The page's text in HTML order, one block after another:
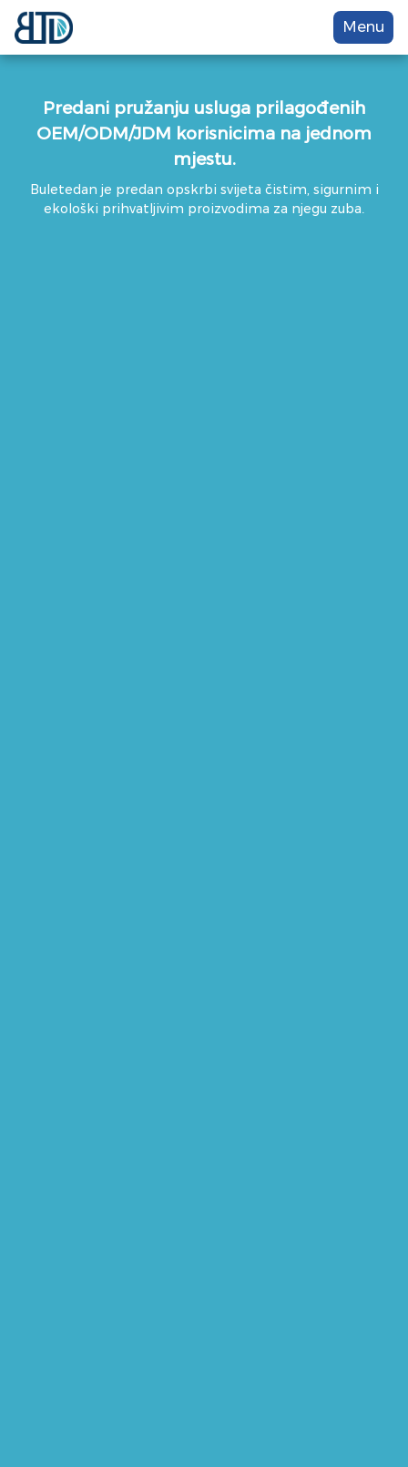
Menu
Predani pružanju usluga prilagođenih
OEM/ODM/JDM korisnicima na jednom
mjestu.
Buletedan je predan opskrbi svijeta čistim, sigurnim i
ekološki prihvatljivim proizvodima za njegu zuba.